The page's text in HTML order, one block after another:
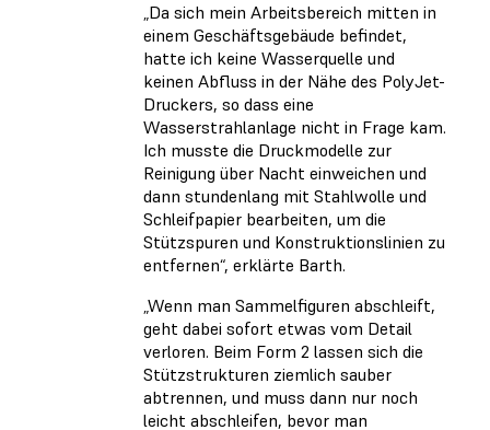
„Da sich mein Arbeitsbereich mitten in
einem Geschäftsgebäude befindet,
hatte ich keine Wasserquelle und
keinen Abfluss in der Nähe des PolyJet-
Druckers, so dass eine
Wasserstrahlanlage nicht in Frage kam.
Ich musste die Druckmodelle zur
Reinigung über Nacht einweichen und
dann stundenlang mit Stahlwolle und
Schleifpapier bearbeiten, um die
Stützspuren und Konstruktionslinien zu
entfernen“, erklärte Barth.
„Wenn man Sammelfiguren abschleift,
geht dabei sofort etwas vom Detail
verloren. Beim Form 2 lassen sich die
Stützstrukturen ziemlich sauber
abtrennen, und muss dann nur noch
leicht abschleifen, bevor man